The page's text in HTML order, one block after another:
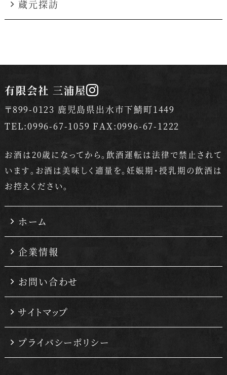
蔵元探訪
有限会社 三浦屋
〒899-0123 鹿児島県出水市下鯖町1449
TEL:0996-67-1059 FAX:0996-67-1222
お酒は20歳になってから。飲酒運転は法律で禁止されて
います。 お酒は美味しく適量を。妊娠期・授乳期の飲酒は
お控えください。
ホーム
企業情報
お問い合わせ
サイトマップ
プライバシーポリシー